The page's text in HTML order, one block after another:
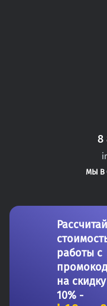
8
МЫ В
Рассчитай
работы с
на
10% -